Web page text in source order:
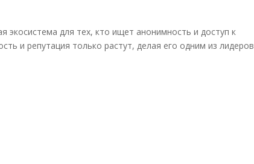
экосистема для тех, кто ищет анонимность и доступ к
и репутация только растут, делая его одним из лидеров